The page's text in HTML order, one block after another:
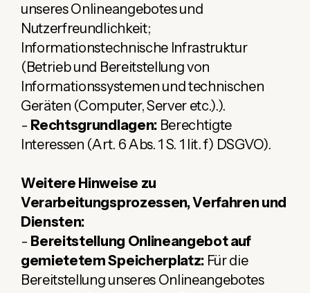
unseres Onlineangebotes und
Nutzerfreundlichkeit;
Informationstechnische Infrastruktur
(Betrieb und Bereitstellung von
Informationssystemen und technischen
Geräten (Computer, Server etc.).).
- Rechtsgrundlagen: Berechtigte
Interessen (Art. 6 Abs. 1 S. 1 lit. f) DSGVO).
Weitere Hinweise zu
Verarbeitungsprozessen, Verfahren und
Diensten:
- Bereitstellung Onlineangebot auf
gemietetem Speicherplatz: Für die
Bereitstellung unseres Onlineangebotes